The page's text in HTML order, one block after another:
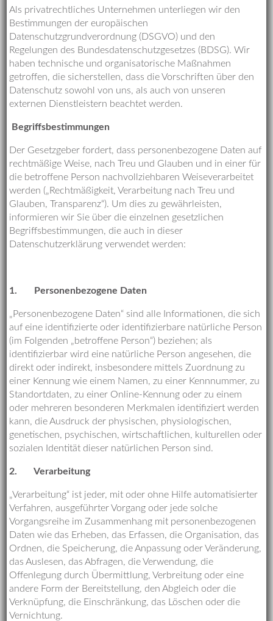
Als privatrechtliches Unternehmen unterliegen wir den
Bestimmungen der europäischen
Datenschutzgrundverordnung (DSGVO) und den
Regelungen des Bundesdatenschutzgesetzes (BDSG). Wir
haben technische und organisatorische Maßnahmen
getroffen, die sicherstellen, dass die Vorschriften über den
Datenschutz sowohl von uns, als auch von unseren
externen Dienstleistern beachtet werden.
Begriffsbestimmungen
Der Gesetzgeber fordert, dass personenbezogene Daten auf
rechtmäßige Weise, nach Treu und Glauben und in einer für
die betroffene Person nachvollziehbaren Weiseverarbeitet
werden („Rechtmäßigkeit, Verarbeitung nach Treu und
Glauben, Transparenz“). Um dies zu gewährleisten,
informieren wir Sie über die einzelnen gesetzlichen
Begriffsbestimmungen, die auch in dieser
Datenschutzerklärung verwendet werden:
1. Personenbezogene Daten
„Personenbezogene Daten“ sind alle Informationen, die sich
auf eine identifizierte oder identifizierbare natürliche Person
(im Folgenden „betroffene Person“) beziehen; als
identifizierbar wird eine natürliche Person angesehen, die
direkt oder indirekt, insbesondere mittels Zuordnung zu
einer Kennung wie einem Namen, zu einer Kennnummer, zu
Standortdaten, zu einer Online-Kennung oder zu einem
oder mehreren besonderen Merkmalen identifiziert werden
kann, die Ausdruck der physischen, physiologischen,
genetischen, psychischen, wirtschaftlichen, kulturellen oder
sozialen Identität dieser natürlichen Person sind.
2. Verarbeitung
„Verarbeitung“ ist jeder, mit oder ohne Hilfe automatisierter
Verfahren, ausgeführter Vorgang oder jede solche
Vorgangsreihe im Zusammenhang mit personenbezogenen
Daten wie das Erheben, das Erfassen, die Organisation, das
Ordnen, die Speicherung, die Anpassung oder Veränderung,
das Auslesen, das Abfragen, die Verwendung, die
Offenlegung durch Übermittlung, Verbreitung oder eine
andere Form der Bereitstellung, den Abgleich oder die
Verknüpfung, die Einschränkung, das Löschen oder die
Vernichtung.